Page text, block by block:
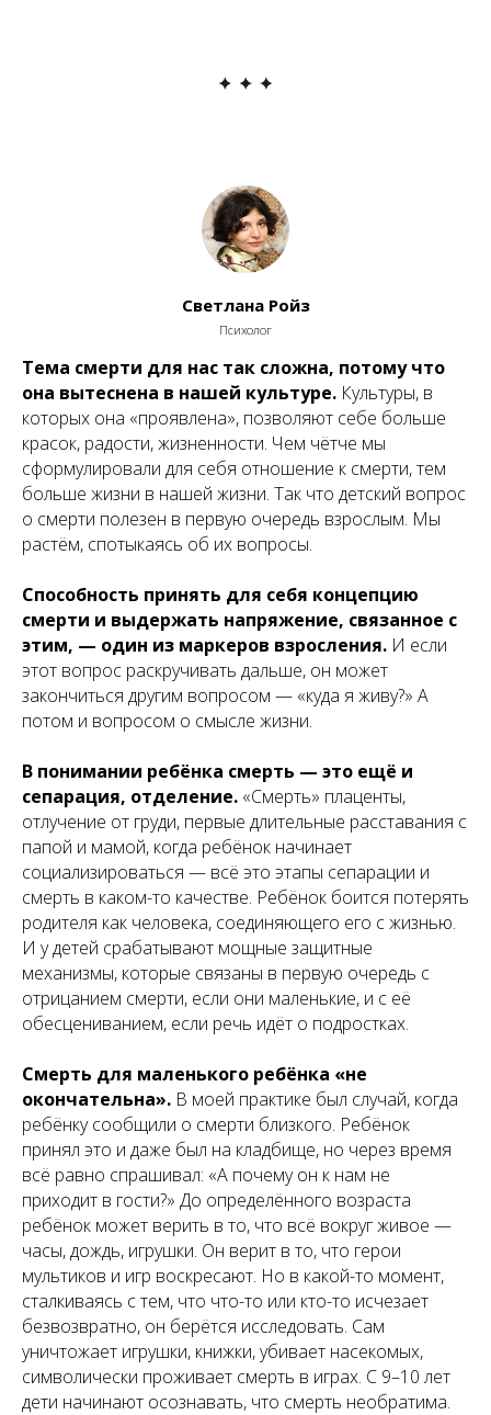
Светлана Ройз
Психолог
Тема смерти для нас так сложна, потому что
она вытеснена в нашей культуре. Культуры, в
которых она «проявлена», позволяют себе больше
красок, радости, жизненности. Чем чётче мы
сформулировали для себя отношение к смерти, тем
больше жизни в нашей жизни. Так что детский вопрос
о смерти полезен в первую очередь взрослым. Мы
растём, спотыкаясь об их вопросы.
Способность принять для себя концепцию
смерти и выдержать напряжение, связанное с
этим, — один из маркеров взросления. И если
этот вопрос раскручивать дальше, он может
закончиться другим вопросом — «куда я живу?» А
потом и вопросом о смысле жизни.
В понимании ребёнка смерть — это ещё и
сепарация, отделение. «Смерть» плаценты,
отлучение от груди, первые длительные расставания с
папой и мамой, когда ребёнок начинает
социализироваться — всё это этапы сепарации и
смерть в каком-то качестве. Ребёнок боится потерять
родителя как человека, соединяющего его с жизнью.
И у детей срабатывают мощные защитные
механизмы, которые связаны в первую очередь с
отрицанием смерти, если они маленькие, и с её
обесцениванием, если речь идёт о подростках.
Смерть для маленького ребёнка «не
окончательна». В моей практике был случай, когда
ребёнку сообщили о смерти близкого. Ребёнок
принял это и даже был на кладбище, но через время
всё равно спрашивал: «А почему он к нам не
приходит в гости?» До определённого возраста
ребёнок может верить в то, что всё вокруг живое —
часы, дождь, игрушки. Он верит в то, что герои
мультиков и игр воскресают. Но в какой-то момент,
сталкиваясь с тем, что что-то или кто-то исчезает
безвозвратно, он берётся исследовать. Сам
уничтожает игрушки, книжки, убивает насекомых,
символически проживает смерть в играх. С 9–10 лет
дети начинают осознавать, что смерть необратима.